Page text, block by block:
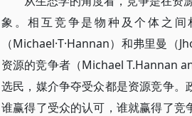
象。相互竞争是物种及个体之
（Michael·T·Hannan）和弗里曼（
资源的竞争者（Michael T.Hannan
选民，媒介争夺受众都是资源竞争。
谁赢得了受众的认可，谁就赢得了竞